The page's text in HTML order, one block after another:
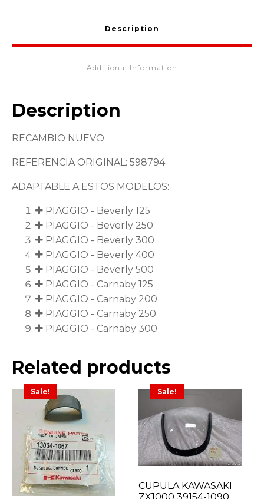
Description
Additional Information
Description
RECAMBIO NUEVO
REFERENCIA ORIGINAL: 598794
ADAPTABLE A ESTOS MODELOS:
PIAGGIO - Beverly 125
PIAGGIO - Beverly 250
PIAGGIO - Beverly 300
PIAGGIO - Beverly 400
PIAGGIO - Beverly 500
PIAGGIO - Carnaby 125
PIAGGIO - Carnaby 200
PIAGGIO - Carnaby 250
PIAGGIO - Carnaby 300
Related products
Sale! Sale!
CUPULA KAWASAKI